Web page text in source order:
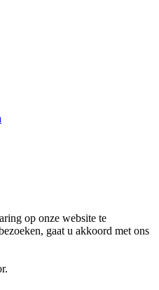
op onze website te
gaat u akkoord met ons